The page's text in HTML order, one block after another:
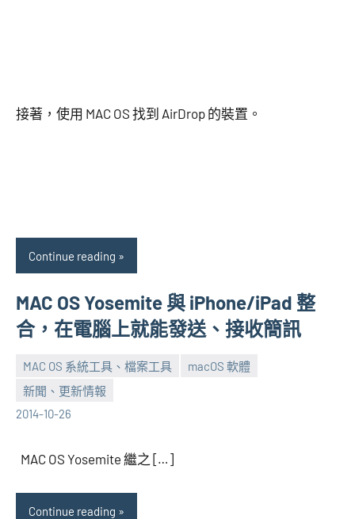
接著，使用 MAC OS 找到 AirDrop 的裝置。
Continue reading
MAC OS Yosemite 與 iPhone/iPad 整
合，在電腦上就能發送、接收簡訊
MAC OS 系統工具、檔案工具
macOS 軟體
新聞、更新情報
2014-10-26
張
海
comment
MAC OS Yosemite 繼之 […]
Continue reading